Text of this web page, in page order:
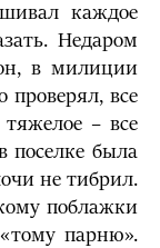
каждое
Недаром
в милиции
проверял, все
– все
поселке была
не тибрил.
поблажки
парню».